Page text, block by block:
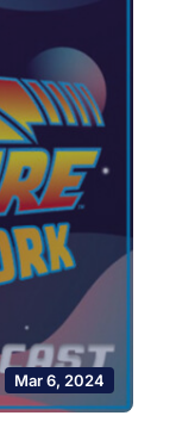
Mar 6, 2024